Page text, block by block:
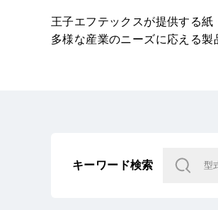
王子エフテックスが提供する紙
多様な産業のニーズに応える製
キーワード検索